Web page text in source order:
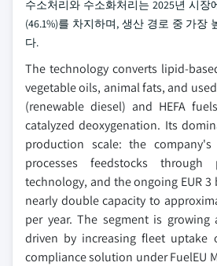
수소처리와 수소화처리는 2025년 시장
(46.1%)를 차지하며, 생산 경로 중 가장
다.
The technology converts lipid-
vegetable oils, animal fats, and
(renewable diesel) and HEFA
catalyzed deoxygenation. Its
production scale: the company's
processes feedstocks through
technology, and the ongoing EUR
nearly double capacity to
per year. The segment is growing
driven by increasing fleet uptake
compliance solution under FuelEU